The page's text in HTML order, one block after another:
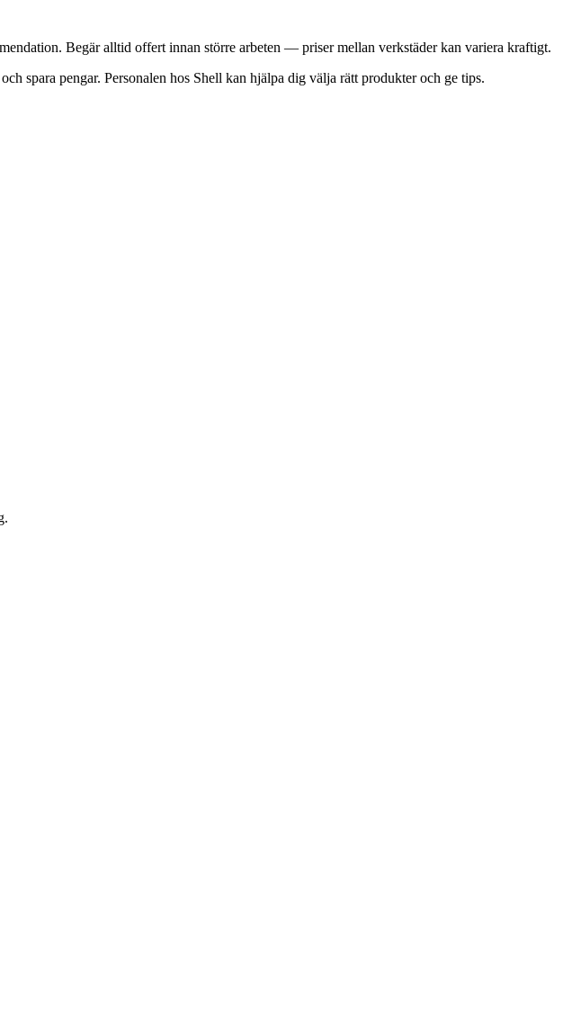
Begär alltid offert innan större arbeten — priser mellan verkstäder kan variera kraftigt.
spara pengar. Personalen hos Shell kan hjälpa dig välja rätt produkter och ge tips.